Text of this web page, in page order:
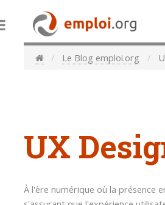
Le Blog emploi.org
UX
À l'ère numérique où la présence
Toggle